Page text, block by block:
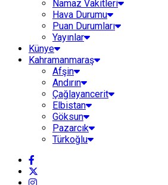
Namaz Vakitleri
Hava Durumu
Puan Durumları
Yayınlar
Künye
Kahramanmaraş
Afşin
Andırın
Çağlayancerit
Elbistan
Göksun
Pazarcık
Türkoğlu